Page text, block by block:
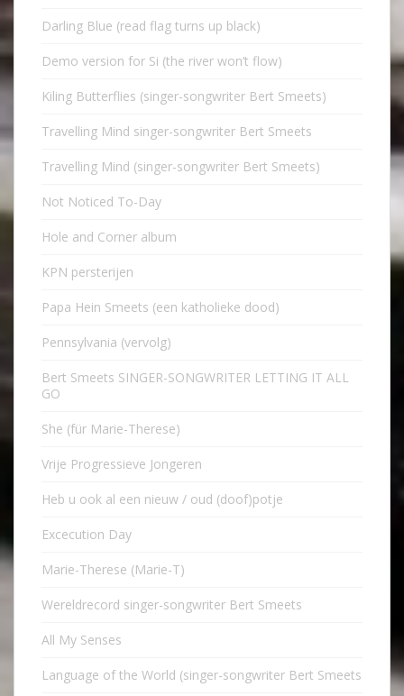
Darling Blue (read flag turns up black)
Demo version for Si (the river won’t flow)
Kiling Butterflies (singer-songwriter Bert Smeets)
Travelling Mind singer-songwriter Bert Smeets
Travelling Mind (singer-songwriter Bert Smeets)
Not Noticed To-Day
Hole and Corner album
KPN persterijen
Papa Hein Smeets (een katholieke dood)
Pennsylvania (vervolg)
Bert Smeets SINGER-SONGWRITER LETTING IT ALL
GO
She (für Marie-Therese)
Vrije Progressieve Jongeren
Heb u ook al een nieuw / oud (doof)potje
Excecution Day
Marie-Therese (Marie-T)
Wereldrecord singer-songwriter Bert Smeets
All My Senses
Language of the World (singer-songwriter Bert Smeets